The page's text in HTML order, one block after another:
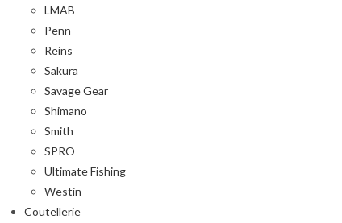
LMAB
Penn
Reins
Sakura
Savage Gear
Shimano
Smith
SPRO
Ultimate Fishing
Westin
Coutellerie